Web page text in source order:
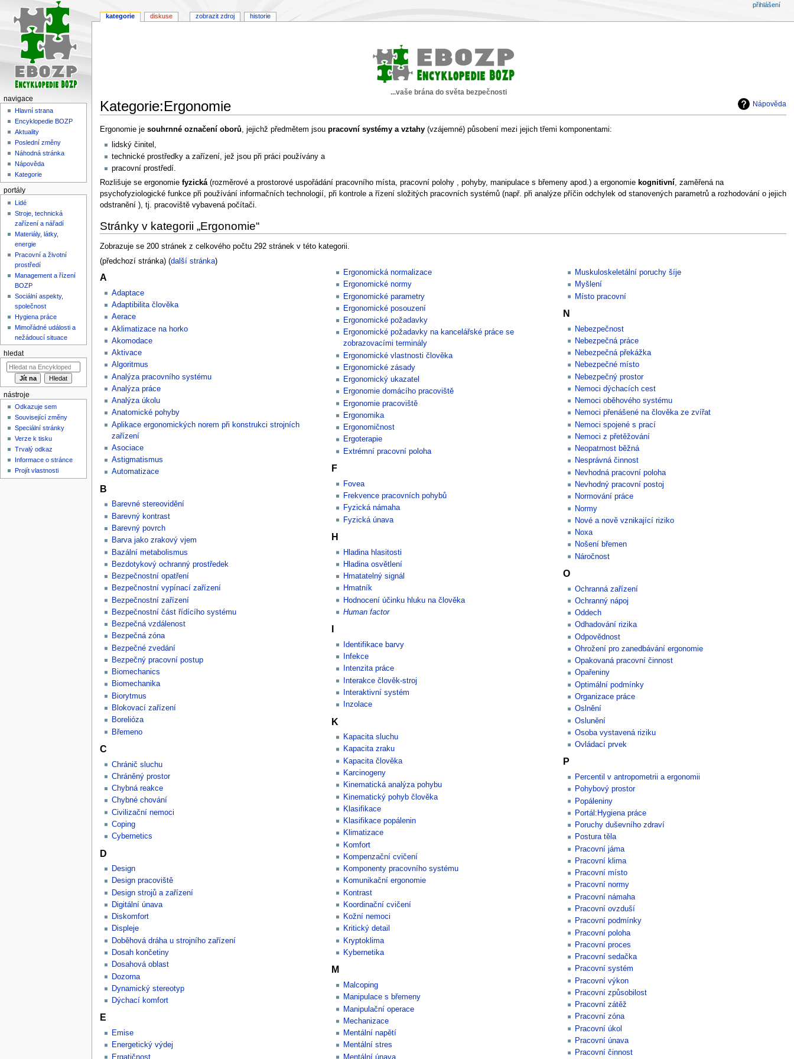
...vaše brána do světa bezpečnosti
Nápověda
Kategorie:Ergonomie
Skočit
navigaci
Skočit
vyhledávání
Ergonomie je souhrnné označení oborů, jejichž předmětem jsou pracovní systémy a vztahy(vzájemné) působení mezi jejich třemi komponentami:
lidský činitel,
technické prostředky a zařízení, jež jsou při práci používány a
pracovní prostředí.
Rozlišuje se ergonomie fyzická(rozměrové a prostorové uspořádání pracovního místa, pracovní polohy , pohyby, manipulace s břemeny apod.) a ergonomie kognitivní, zaměřená na
psychofyziologické funkce při používání informačních technologií, při kontrole a řízení složitých pracovních systémů (např. při analýze příčin odchylek od stanovených parametrů a rozhodování o jejich
odstranění ), tj. pracoviště vybavená počítači.
Stránky v kategorii „Ergonomie“
Zobrazuje se 200 stránek z celkového počtu 292 stránek v této kategorii.
(předchozí stránka) (další stránka)
A
Adaptace
Adaptibilita člověka
Aerace
Aklimatizace na horko
Akomodace
Aktivace
Algoritmus
Analýza pracovního systému
Analýza práce
Analýza úkolu
Anatomické pohyby
Aplikace ergonomických norem při konstrukci strojních
zařízení
Asociace
Astigmatismus
Automatizace
B
Barevné stereovidění
Barevný kontrast
Barevný povrch
Barva jako zrakový vjem
Bazální metabolismus
Bezdotykový ochranný prostředek
Bezpečnostní opatření
Bezpečnostní vypínací zařízení
Bezpečnostní zařízení
Bezpečnostní část řídícího systému
Bezpečná vzdálenost
Bezpečná zóna
Bezpečné zvedání
Bezpečný pracovní postup
Biomechanics
Biomechanika
Biorytmus
Blokovací zařízení
Borelióza
Břemeno
C
Chránič sluchu
Chráněný prostor
Chybná reakce
Chybné chování
Civilizační nemoci
Coping
Cybernetics
D
Design
Design pracoviště
Design strojů a zařízení
Digitální únava
Diskomfort
Displeje
Doběhová dráha u strojního zařízení
Dosah končetiny
Dosahová oblast
Dozorna
Dynamický stereotyp
Dýchací komfort
E
Emise
Energetický výdej
Ergatičnost
Ergonomická normalizace
Ergonomické normy
Ergonomické parametry
Ergonomické posouzení
Ergonomické požadavky
Ergonomické požadavky na kancelářské práce se
zobrazovacími terminály
Ergonomické vlastnosti člověka
Ergonomické zásady
Ergonomický ukazatel
Ergonomie domácího pracoviště
Ergonomie pracoviště
Ergonomika
Ergonomičnost
Ergoterapie
Extrémní pracovní poloha
F
Fovea
Frekvence pracovních pohybů
Fyzická námaha
Fyzická únava
H
Hladina hlasitosti
Hladina osvětlení
Hmatatelný signál
Hmatník
Hodnocení účinku hluku na člověka
Human factor
I
Identifikace barvy
Infekce
Intenzita práce
Interakce člověk-stroj
Interaktivní systém
Inzolace
K
Kapacita sluchu
Kapacita zraku
Kapacita člověka
Karcinogeny
Kinematická analýza pohybu
Kinematický pohyb člověka
Klasifikace
Klasifikace popálenin
Klimatizace
Komfort
Kompenzační cvičení
Komponenty pracovního systému
Komunikační ergonomie
Kontrast
Koordinační cvičení
Kožní nemoci
Kritický detail
Kryptoklima
Kybernetika
M
Malcoping
Manipulace s břemeny
Manipulační operace
Mechanizace
Mentální napětí
Mentální stres
Mentální únava
Muskuloskeletální poruchy šíje
Myšlení
Místo pracovní
N
Nebezpečnost
Nebezpečná práce
Nebezpečná překážka
Nebezpečné místo
Nebezpečný prostor
Nemoci dýchacích cest
Nemoci oběhového systému
Nemoci přenášené na člověka ze zvířat
Nemoci spojené s prací
Nemoci z přetěžování
Neopatrnost běžná
Nesprávná činnost
Nevhodná pracovní poloha
Nevhodný pracovní postoj
Normování práce
Normy
Nové a nově vznikající riziko
Noxa
Nošení břemen
Náročnost
O
Ochranná zařízení
Ochranný nápoj
Oddech
Odhadování rizika
Odpovědnost
Ohrožení pro zanedbávání ergonomie
Opakovaná pracovní činnost
Opařeniny
Optimální podmínky
Organizace práce
Oslnění
Oslunění
Osoba vystavená riziku
Ovládací prvek
P
Percentil v antropometrii a ergonomii
Pohybový prostor
Popáleniny
Portál:Hygiena práce
Poruchy duševního zdraví
Postura těla
Pracovní jáma
Pracovní klima
Pracovní místo
Pracovní normy
Pracovní námaha
Pracovní ovzduší
Pracovní podmínky
Pracovní poloha
Pracovní proces
Pracovní sedačka
Pracovní systém
Pracovní výkon
Pracovní způsobilost
Pracovní zátěž
Pracovní zóna
Pracovní úkol
Pracovní únava
Pracovní činnost
kategorie diskuse zobrazit zdroj historie
přihlášení
navigace
Hlavní strana
Encyklopedie BOZP
Aktuality
Poslední změny
Náhodná stránka
Nápověda
Kategorie
portály
Lidé
Stroje, technická
zařízení a nářadí
Materiály, látky,
energie
Pracovní a životní
prostředí
Management a řízení
BOZP
Sociální aspekty,
společnost
Hygiena práce
Mimořádné události a
nežádoucí situace
hledat
nástroje
Odkazuje sem
Související změny
Speciální stránky
Verze k tisku
Trvalý odkaz
Informace o stránce
Projít vlastnosti